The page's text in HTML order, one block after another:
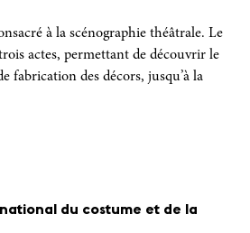
à la scénographie théâtrale. Le
actes, permettant de découvrir le
fabrication des décors, jusqu’à la
du costume et de la